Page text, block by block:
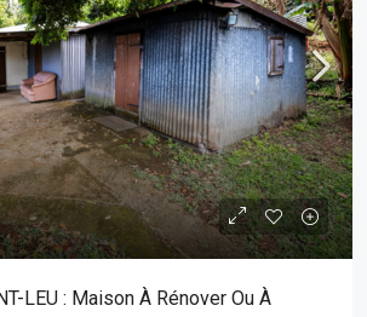
LEU : Maison À Rénover Ou À